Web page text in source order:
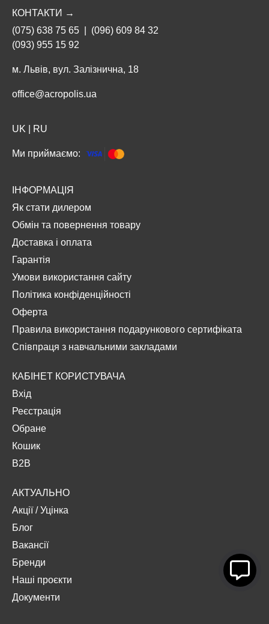
КОНТАКТИ →
(075) 638 75 65
(096) 609 84 32
(093) 955 15 92
м. Львів, вул. Залізнична, 18
office@acropolis.ua
UK RU
Ми приймаємо:
ІНФОРМАЦІЯ
Як стати дилером
Обмін та повернення товару
Доставка і оплата
Гарантія
Умови використання сайту
Політика конфіденційності
Оферта
Правила використання подарункового сертифіката
Співпраця з навчальними закладами
КАБІНЕТ КОРИСТУВАЧА
Вхід
Реєстрація
Обране
Кошик
B2B
АКТУАЛЬНО
Акції/Уцінка
Блог
Вакансії
Бренди
Наші проєкти
Документи